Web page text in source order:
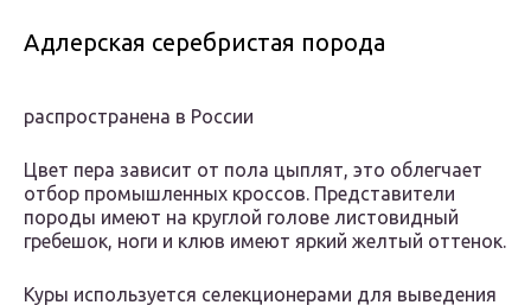
Адлерская серебристая порода
распространена в России
Цвет пера зависит от пола цыплят, это облегчает
отбор промышленных кроссов. Представители
породы имеют на круглой голове листовидный
гребешок, ноги и клюв имеют яркий желтый оттенок.
Куры используется селекционерами для выведения